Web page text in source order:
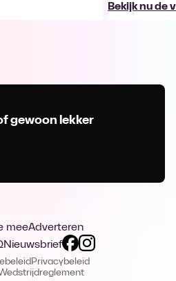
Bekijk nu de
gewoon lekker
meeAdverteren
Nieuwsbrief
Privacybeleid